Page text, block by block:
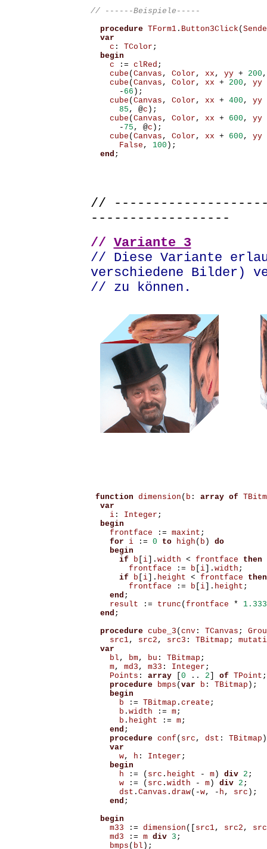
procedure TForm1. Button3Click (
var
c : TColor ;
begin
c
:= clRed ;
cube ( Canvas , Color , xx , yy + 200 ,
cube ( Canvas , Color , xx + 200 , yy
- 66 );
cube ( Canvas , Color , xx + 400 , yy
85 , @c );
cube ( Canvas , Color , xx + 600 , yy
- 75 , @c );
cube ( Canvas , Color , xx + 600 , yy
False , 100 );
end ;
//
------------------
// Variante 3
// Diese Variante
verschiedene Bilder)
// zu können.
function dimension ( b : array of
var
i: Integer ;
begin
frontface
:= maxint ;
for
i := 0 to high ( b )
do
begin
if
b i]. width < frontface
then
frontface
:= b i]. width ;
if
b i]. height < frontface
then
frontface
:= b i]. height ;
end ;
result
:= trunc ( frontface * 1.333
end ;
procedure cube_3 ( cnv: TCanvas ;
src1, src2 , src3 : TBitmap ;
var
bl , bm, bu : TBitmap ;
m, md3 , m33 : Integer ;
Points : array 0 .. 2 of TPoint ;
procedure
bmps ( var b : TBitmap );
begin
b
:= TBitmap . create ;
b . width := m;
b . height := m;
end ;
procedure conf ( src , dst : TBitmap
var
w, h : Integer ;
begin
h
:= ( src . height - m) div 2 ;
w
:= ( src . width - m) div 2 ;
dst . Canvas . draw(-w, - h , src );
end ;
begin
m33
:= dimension ([ src1, src2 ,
md3
:= m div 3 ;
bmps ( bl );